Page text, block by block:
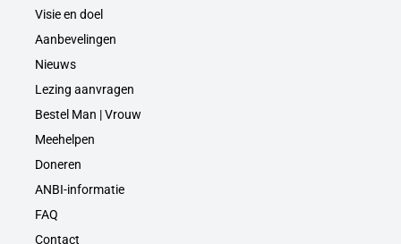
Visie en doel
Aanbevelingen
Nieuws
Lezing aanvragen
Bestel Man | Vrouw
Meehelpen
Doneren
ANBI-informatie
FAQ
Contact